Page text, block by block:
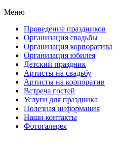
Меню
Проведение праздников
Организация свадьбы
Организация корпоратива
Организация юбилея
Детский праздник
Артисты на свадьбу
Артисты на корпоратив
Встреча гостей
Услуги для праздника
Полезная информация
Наши контакты
Фотогалерея